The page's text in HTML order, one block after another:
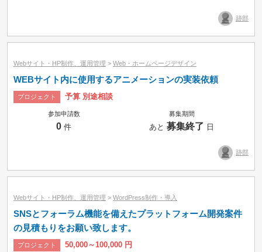
跡部
Webサイト・HP制作、運用管理 > Web・ホームページデザイン
WEBサイト内に使用するアニメーションの実装依頼
プロジェクト 予算 別途相談
参加申請数
0 件
募集期間
あと募集終了 日
跡部
Webサイト・HP制作、運用管理 > WordPress制作・導入
SNSとフォーラム機能を備えたプラットフォーム開発案件
の見積もりをお願い致します。
プロジェクト 50,000～100,000 円